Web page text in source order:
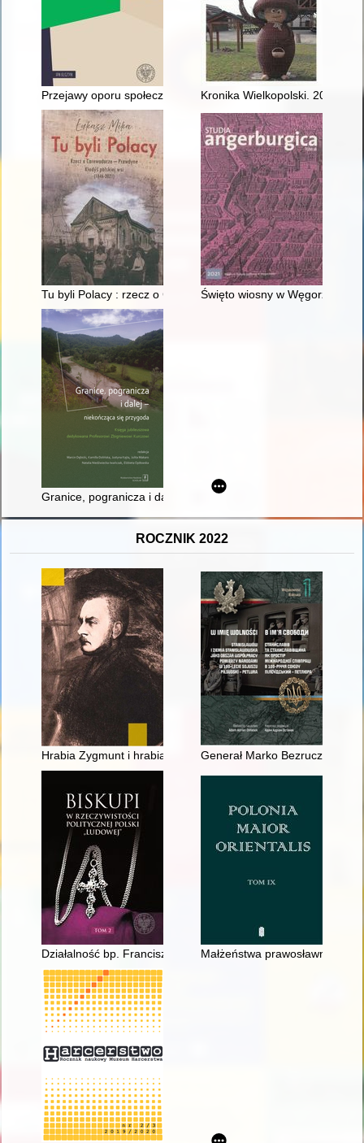
Przejawy oporu społecznego w województwie olsztyńskim w
Kronika Wielkopolski. 2021, nr
Tu byli Polacy : rzecz o Carewodarze - Prawdyne kiedyś
Święto wiosny w Węgorzewie
Granice, pogranicza i dalej - niekończąca się przygoda :
ROCZNIK 2022
Hrabia Zygmunt i hrabia Vittorio : włoskie reminiscencje w
Generał Marko Bezruczko
Działalność bp. Franciszka Jopa jako wikariusza kapitulnego
Małżeństwa prawosławne